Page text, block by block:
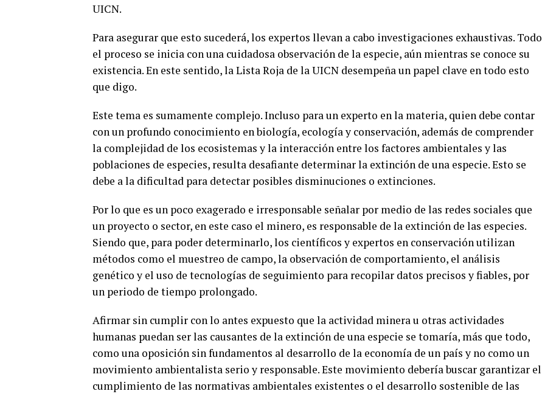
UICN.
Para asegurar que esto sucederá, los expertos llevan a cabo investigaciones exhaustivas. Todo
el proceso se inicia con una cuidadosa observación de la especie, aún mientras se conoce su
existencia. En este sentido, la Lista Roja de la UICN desempeña un papel clave en todo esto
que digo.
Este tema es sumamente complejo. Incluso para un experto en la materia, quien debe contar
con un profundo conocimiento en biología, ecología y conservación, además de comprender
la complejidad de los ecosistemas y la interacción entre los factores ambientales y las
poblaciones de especies, resulta desafiante determinar la extinción de una especie. Esto se
debe a la dificultad para detectar posibles disminuciones o extinciones.
Por lo que es un poco exagerado e irresponsable señalar por medio de las redes sociales que
un proyecto o sector, en este caso el minero, es responsable de la extinción de las especies.
Siendo que, para poder determinarlo, los científicos y expertos en conservación utilizan
métodos como el muestreo de campo, la observación de comportamiento, el análisis
genético y el uso de tecnologías de seguimiento para recopilar datos precisos y fiables, por
un periodo de tiempo prolongado.
Afirmar sin cumplir con lo antes expuesto que la actividad minera u otras actividades
humanas puedan ser las causantes de la extinción de una especie se tomaría, más que todo,
como una oposición sin fundamentos al desarrollo de la economía de un país y no como un
movimiento ambientalista serio y responsable. Este movimiento debería buscar garantizar el
cumplimiento de las normativas ambientales existentes o el desarrollo sostenible de las